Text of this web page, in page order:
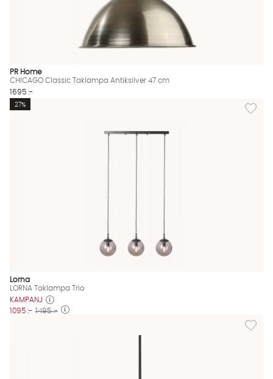
PR Home
CHICAGO Classic Taklampa Antiksilver 47 cm
1695 :-
Lägg
27%
Lorna
LORNA Taklampa Trio
KAMPANJ
1095 :- 1495 :-
Lägg